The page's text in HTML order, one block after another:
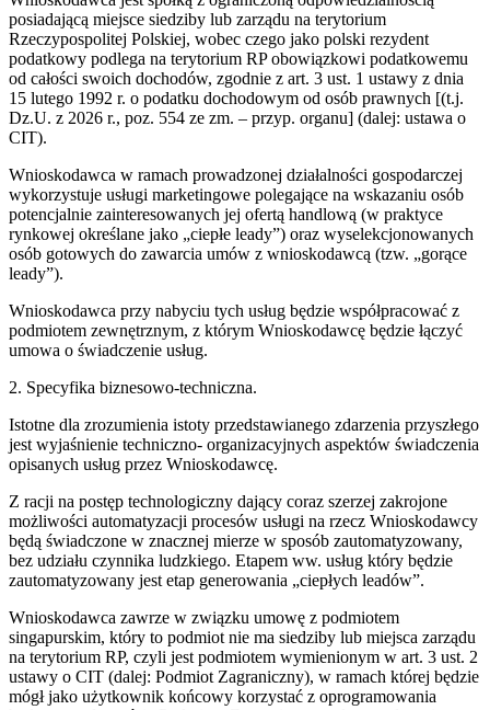
posiadającą miejsce siedziby lub zarządu na terytorium
Rzeczypospolitej Polskiej, wobec czego jako polski rezydent
podatkowy podlega na terytorium RP obowiązkowi podatkowemu
od całości swoich dochodów, zgodnie z art. 3 ust. 1 ustawy z dnia
15 lutego 1992 r. o podatku dochodowym od osób prawnych [(t.j.
Dz.U. z 2026 r., poz. 554 ze zm. – przyp. organu] (dalej: ustawa o
CIT).
Wnioskodawca w ramach prowadzonej działalności gospodarczej
wykorzystuje usługi marketingowe polegające na wskazaniu osób
potencjalnie zainteresowanych jej ofertą handlową (w praktyce
rynkowej określane jako „ciepłe leady”) oraz wyselekcjonowanych
osób gotowych do zawarcia umów z wnioskodawcą (tzw. „gorące
leady”).
Wnioskodawca przy nabyciu tych usług będzie współpracować z
podmiotem zewnętrznym, z którym Wnioskodawcę będzie łączyć
umowa o świadczenie usług.
2. Specyfika biznesowo-techniczna.
Istotne dla zrozumienia istoty przedstawianego zdarzenia przyszłego
jest wyjaśnienie techniczno- organizacyjnych aspektów świadczenia
opisanych usług przez Wnioskodawcę.
Z racji na postęp technologiczny dający coraz szerzej zakrojone
możliwości automatyzacji procesów usługi na rzecz Wnioskodawcy
będą świadczone w znacznej mierze w sposób zautomatyzowany,
bez udziału czynnika ludzkiego. Etapem ww. usług który będzie
zautomatyzowany jest etap generowania „ciepłych leadów”.
Wnioskodawca zawrze w związku umowę z podmiotem
singapurskim, który to podmiot nie ma siedziby lub miejsca zarządu
na terytorium RP, czyli jest podmiotem wymienionym w art. 3 ust. 2
ustawy o CIT (dalej: Podmiot Zagraniczny), w ramach której będzie
mógł jako użytkownik końcowy korzystać z oprogramowania